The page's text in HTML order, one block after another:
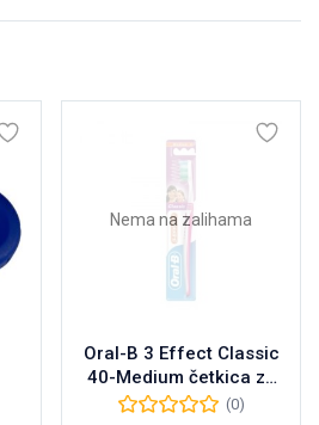
Nema na zalihama
Oral-B 3 Effect Classic
40-Medium četkica za
zube, 1kom(0)